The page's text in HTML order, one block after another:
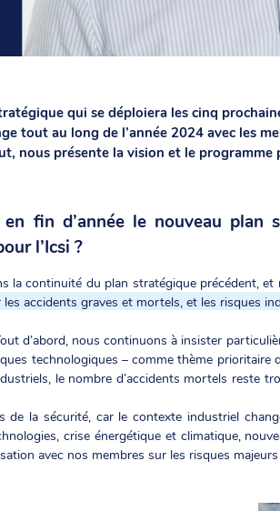
qui se déploiera les cinq
tout au long de l’année 2024 avec les
nous présente la vision et le programme
fin d’année le nouveau plan
l’Icsi ?
la continuité du plan stratégique précédent,
accidents graves et mortels, et les risques
d’abord, nous continuons à insister
technologiques – comme thème prioritaire
le nombre d’accidents mortels reste
la sécurité, car le contexte industriel
crise énergétique et climatique,
avec nos membres sur les risques